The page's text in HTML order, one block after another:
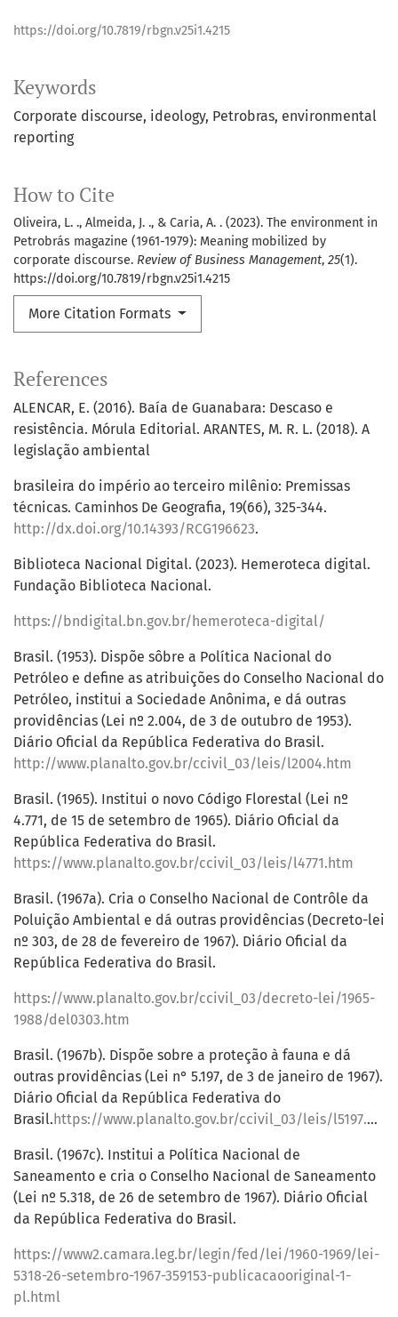
Keywords
Corporate discourse ideology Petrobras environmental
reporting
How to Cite
Oliveira, L. ., Almeida, J. ., & Caria, A. . (2023). The environment in
Petrobrás magazine (1961-1979): Meaning mobilized by
corporate discourse. Review of Business Management, 25(1).
https://doi.org/10.7819/rbgn.v25i1.4215
More Citation Formats
https://doi.org/10.7819/rbgn.v25i1.4215
References
ALENCAR, E. (2016). Baía de Guanabara: Descaso e
resistência. Mórula Editorial. ARANTES, M. R. L. (2018). A
legislação ambiental
brasileira do império ao terceiro milênio: Premissas
técnicas. Caminhos De Geografia, 19(66), 325-344.
http://dx.doi.org/10.14393/RCG196623.
Biblioteca Nacional Digital. (2023). Hemeroteca digital.
Fundação Biblioteca Nacional.
https://bndigital.bn.gov.br/hemeroteca-digital/
Brasil. (1953). Dispõe sôbre a Política Nacional do
Petróleo e define as atribuições do Conselho Nacional do
Petróleo, institui a Sociedade Anônima, e dá outras
providências (Lei nº 2.004, de 3 de outubro de 1953).
Diário Oficial da República Federativa do Brasil.
http://www.planalto.gov.br/ccivil_03/leis/l2004.htm
Brasil. (1965). Institui o novo Código Florestal (Lei nº
4.771, de 15 de setembro de 1965). Diário Oficial da
República Federativa do Brasil.
https://www.planalto.gov.br/ccivil_03/leis/l4771.htm
Brasil. (1967a). Cria o Conselho Nacional de Contrôle da
Poluição Ambiental e dá outras providências (Decreto-lei
nº 303, de 28 de fevereiro de 1967). Diário Oficial da
República Federativa do Brasil.
https://www.planalto.gov.br/ccivil_03/decreto-lei/1965-
1988/del0303.htm
Brasil. (1967b). Dispõe sobre a proteção à fauna e dá
outras providências (Lei n° 5.197, de 3 de janeiro de 1967).
Diário Oficial da República Federativa do
Brasil. https://www.planalto.gov.br/ccivil_03/leis/l5197.htm
Brasil. (1967c). Institui a Política Nacional de
Saneamento e cria o Conselho Nacional de Saneamento
(Lei nº 5.318, de 26 de setembro de 1967). Diário Oficial
da República Federativa do Brasil.
https://www2.camara.leg.br/legin/fed/lei/1960-1969/lei-
5318-26-setembro-1967-359153-publicacaooriginal-1-
pl.html